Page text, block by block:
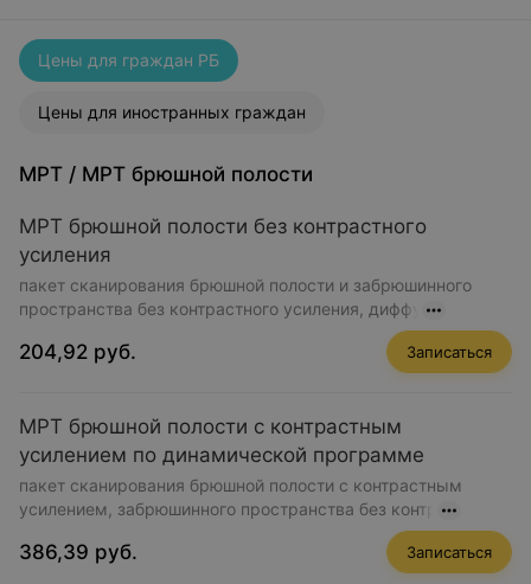
Цены для граждан РБ
Цены для иностранных граждан
МРТ / МРТ брюшной полости
МРТ брюшной полости без контрастного
усиления
пакет сканирования брюшной полости и забрюшинного
пространства без контрастного усиления, диффу
204,92 руб. Записаться
МРТ брюшной полости с контрастным
усилением по динамической программе
пакет сканирования брюшной полости с контрастным
усилением, забрюшинного пространства без контр
386,39 руб. Записаться